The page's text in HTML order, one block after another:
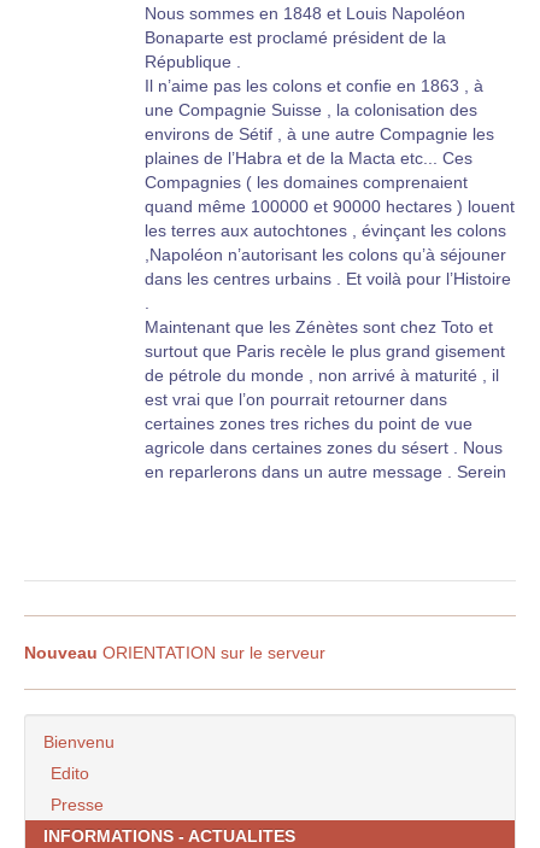
Nous sommes en 1848 et Louis Napoléon
Bonaparte est proclamé président de la
République .
Il n’aime pas les colons et confie en 1863 , à
une Compagnie Suisse , la colonisation des
environs de Sétif , à une autre Compagnie les
plaines de l’Habra et de la Macta etc... Ces
Compagnies ( les domaines comprenaient
quand même 100000 et 90000 hectares ) louent
les terres aux autochtones , évinçant les colons
,Napoléon n’autorisant les colons qu’à séjouner
dans les centres urbains . Et voilà pour l’Histoire
Maintenant que les Zénètes sont chez Toto et
surtout que Paris recèle le plus grand gisement
de pétrole du monde , non arrivé à maturité , il
est vrai que l’on pourrait retourner dans
certaines zones tres riches du point de vue
agricole dans certaines zones du sésert . Nous
en reparlerons dans un autre message . Serein
Nouveau ORIENTATION sur le serveur
Bienvenu
Edito
Presse
INFORMATIONS - ACTUALITES